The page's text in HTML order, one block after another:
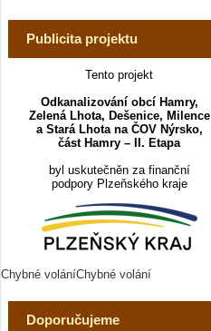
Publicita projektu
Tento projekt
Odkanalizování obcí Hamry,
Zelená Lhota, Dešenice, Milence
a Stará Lhota na ČOV Nýrsko,
část Hamry – II. Etapa
byl uskutečněn za finanční
podpory Plzeňského kraje
Chybné voláníChybné volání
Doporučujeme